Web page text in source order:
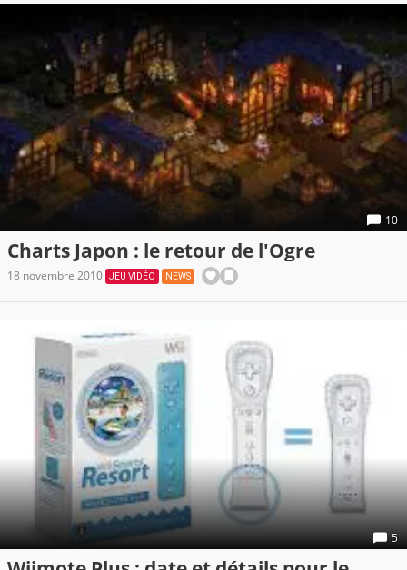
10
Charts Japon : le retour de l'Ogre
18 novembre 2010 JEU VIDÉO NEWS
5